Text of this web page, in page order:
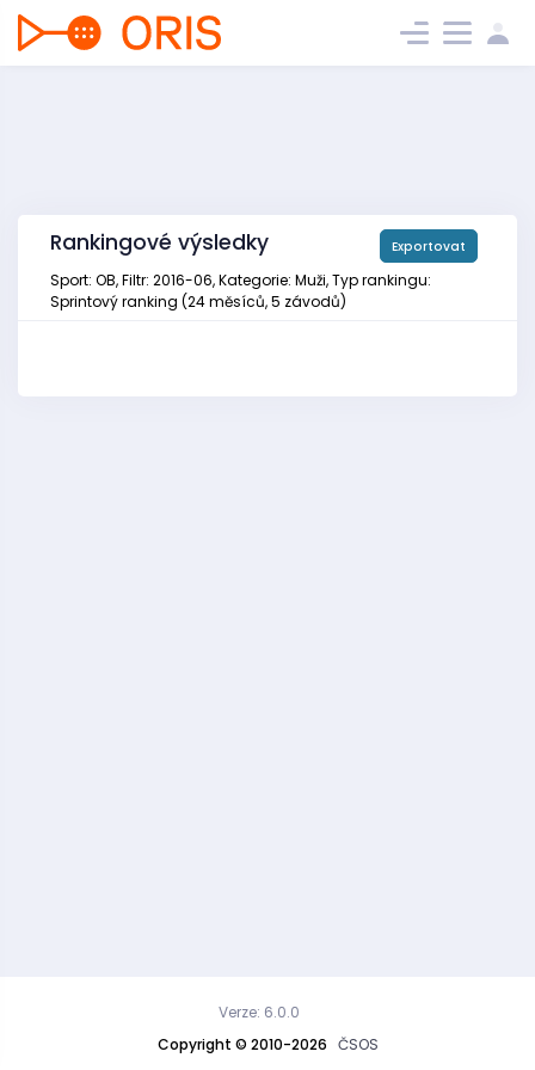
Rankingové výsledky Exportovat
Sport: OB, Filtr: 2016-06, Kategorie: Muži, Typ rankingu:
Sprintový ranking (24 měsíců, 5 závodů)
Copyright © 2010-2026 ČSOS
Verze: 6.0.0